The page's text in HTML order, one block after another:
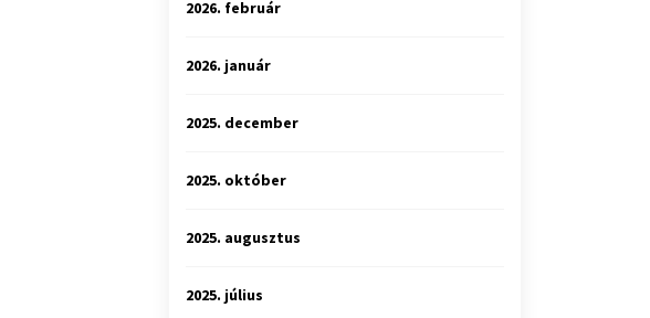
2026. február
2026. január
2025. december
2025. október
2025. augusztus
2025. július